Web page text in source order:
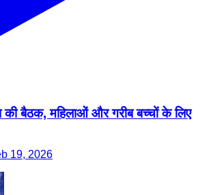
की बैठक, महिलाओं और गरीब बच्चों के लिए
19, 2026